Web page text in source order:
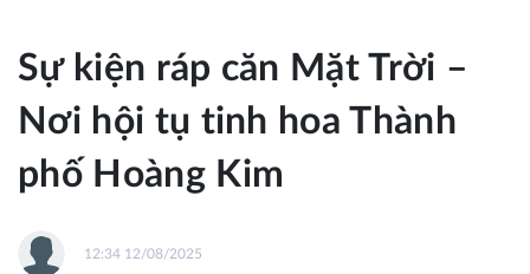
Sự kiện ráp căn Mặt Trời –
Nơi hội tụ tinh hoa Thành
phố Hoàng Kim
12:34 12/08/2025